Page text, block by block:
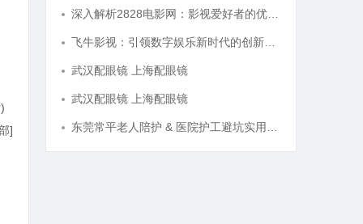
]
武汉配眼镜 上海配眼镜
武汉配眼镜 上海配眼镜